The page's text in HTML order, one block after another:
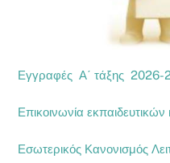
Εγγραφές Α΄ τάξης 2026-
Επικοινωνία
Εσωτερικός Κανονισμός